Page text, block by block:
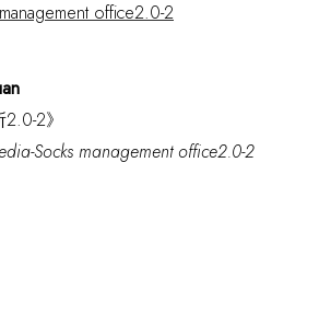
2》
Socks management office2.0-2